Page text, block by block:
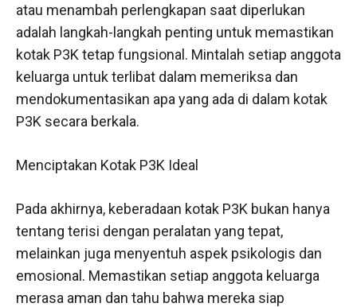
atau menambah perlengkapan saat diperlukan
adalah langkah-langkah penting untuk memastikan
kotak P3K tetap fungsional. Mintalah setiap anggota
keluarga untuk terlibat dalam memeriksa dan
mendokumentasikan apa yang ada di dalam kotak
P3K secara berkala.
Menciptakan Kotak P3K Ideal
Pada akhirnya, keberadaan kotak P3K bukan hanya
tentang terisi dengan peralatan yang tepat,
melainkan juga menyentuh aspek psikologis dan
emosional. Memastikan setiap anggota keluarga
merasa aman dan tahu bahwa mereka siap